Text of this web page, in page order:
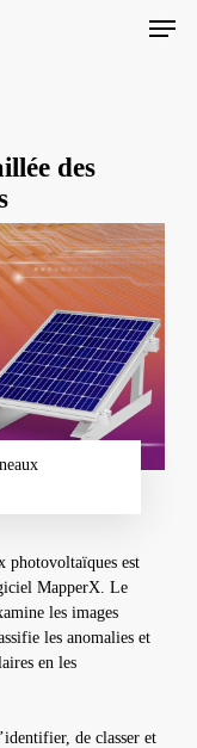
Menu
des
photovoltaïques est
MapperX. Le
les images
les anomalies et
en les
de classer et